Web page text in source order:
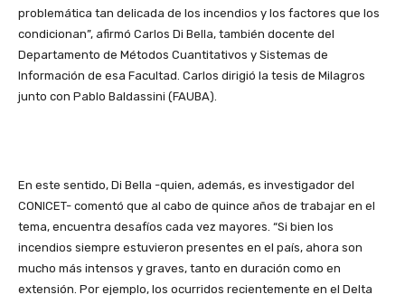
problemática tan delicada de los incendios y los factores que los
condicionan”, afirmó Carlos Di Bella, también docente del
Departamento de Métodos Cuantitativos y Sistemas de
Información de esa Facultad. Carlos dirigió la tesis de Milagros
junto con Pablo Baldassini (FAUBA).
En este sentido, Di Bella -quien, además, es investigador del
CONICET- comentó que al cabo de quince años de trabajar en el
tema, encuentra desafíos cada vez mayores. “Si bien los
incendios siempre estuvieron presentes en el país, ahora son
mucho más intensos y graves, tanto en duración como en
extensión. Por ejemplo, los ocurridos recientemente en el Delta